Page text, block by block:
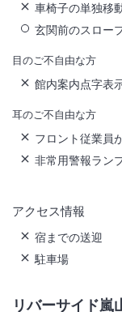
車椅子の単独移
玄関前のスロー
目のご不自由な方
館内案内点字表
耳のご不自由な方
フロント従業員
非常用警報ラン
アクセス情報
宿までの送迎
駐車場
リバーサイド嵐